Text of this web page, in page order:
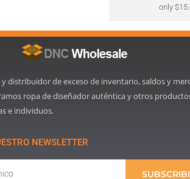
only
distribuidor de exceso de inventario, saldos y
ropa de diseñador auténtica y otros
e individuos.
NEWSLETTER